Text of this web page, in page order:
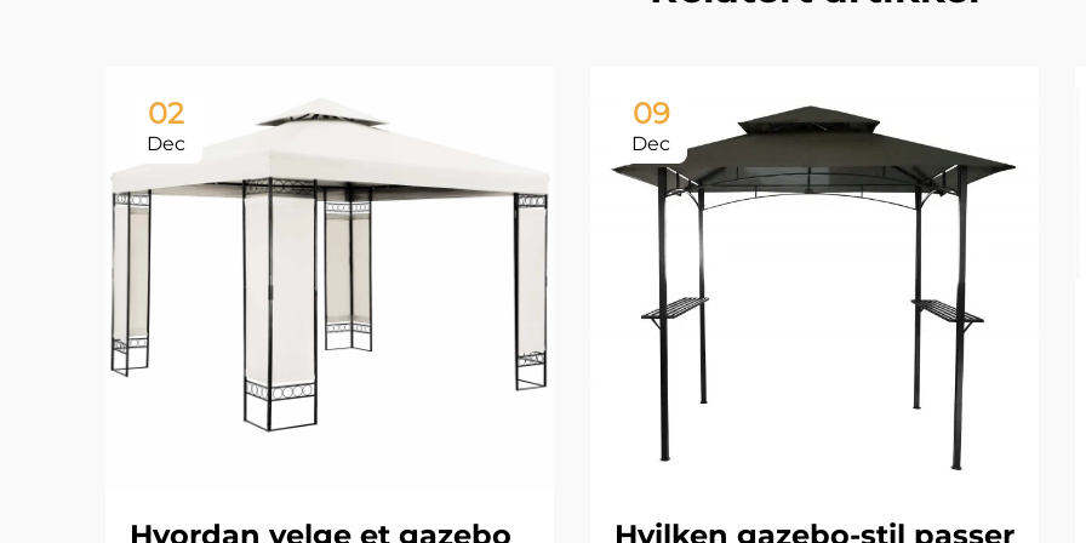
02
Dec
Hvordan velge et gazebo
09
Dec
Hvilken gazebo-stil passer